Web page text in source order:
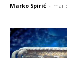
Marko Spirić - mar